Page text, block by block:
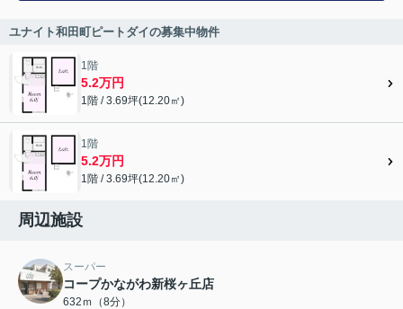
ユナイト和田町ピートダイの募集中物件
1階
5.2万円
1階 / 3.69坪(12.20㎡)
1階
5.2万円
1階 / 3.69坪(12.20㎡)
周辺施設
スーパー
コープかながわ新桜ヶ丘店
632ｍ（8分）